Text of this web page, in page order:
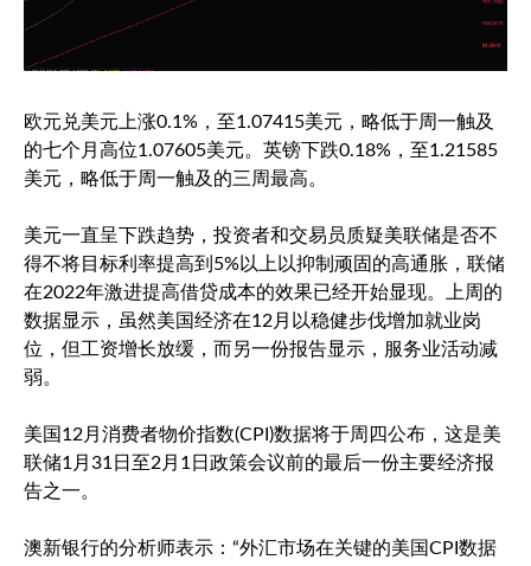
欧元兑美元 上涨0.1%，至1.07415美元，略低于周一触及
的七个月高位1.07605美元。英镑下跌0.18%，至1.21585
美元，略低于周一触及的三周最高。
美元一直呈下跌趋势，投资者和交易员质疑美联储是否不
得不将目标利率提高到5%以上以抑制顽固的高通胀，联储
在2022年激进提高借贷成本的效果已经开始显现。上周的
数据显示，虽然美国经济在12月以稳健步伐增加就业岗
位，但工资增长放缓，而另一份报告显示，服务业活动减
弱。
美国12月消费者物价指数(CPI)数据将于周四公布，这是美
联储1月31日至2月1日政策会议前的最后一份主要经济报
告之一。
澳新银行的分析师表示：“外汇市场在关键的美国CPI数据